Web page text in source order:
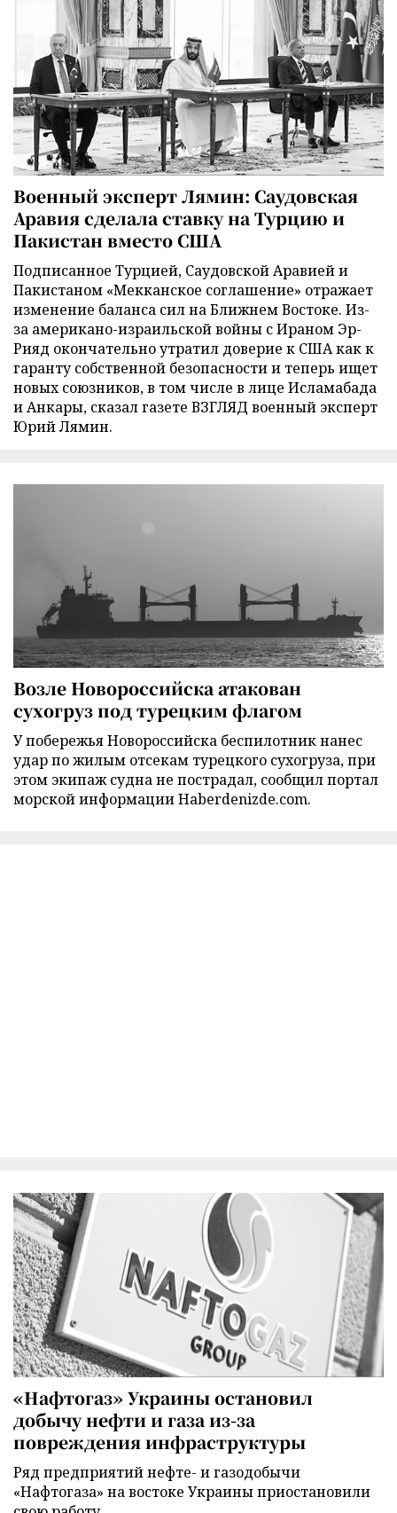
Военный эксперт Лямин: Саудовская
Аравия сделала ставку на Турцию и
Пакистан вместо США
Подписанное Турцией, Саудовской Аравией и
Пакистаном «Мекканское соглашение» отражает
изменение баланса сил на Ближнем Востоке. Из-
за американо-израильской войны с Ираном Эр-
Рияд окончательно утратил доверие к США как к
гаранту собственной безопасности и теперь ищет
новых союзников, в том числе в лице Исламабада
и Анкары, сказал газете ВЗГЛЯД военный эксперт
Юрий Лямин.
Возле Новороссийска атакован
сухогруз под турецким флагом
У побережья Новороссийска беспилотник нанес
удар по жилым отсекам турецкого сухогруза, при
этом экипаж судна не пострадал, сообщил портал
морской информации Haberdenizde.com.
«Нафтогаз» Украины остановил
добычу нефти и газа из-за
повреждения инфраструктуры
Ряд предприятий нефте- и газодобычи
«Нафтогаза» на востоке Украины приостановили